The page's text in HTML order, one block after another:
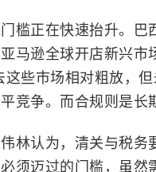
槛正在快速抬升。
马逊全球开店新兴
这些市场相对粗放，
竞争。而合规则是长
林认为，清关与税
须迈过的门槛，虽